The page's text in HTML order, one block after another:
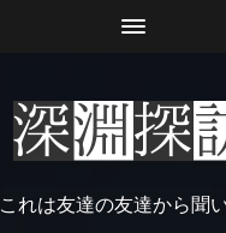
これは友達の友達から聞